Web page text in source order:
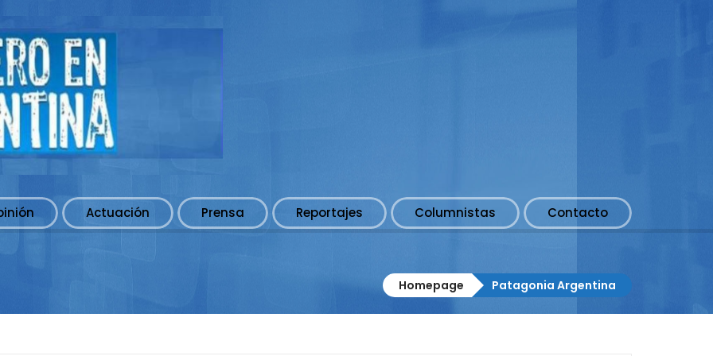
Actuación Prensa Reportajes Columnistas Contacto
Homepage Patagonia Argentina